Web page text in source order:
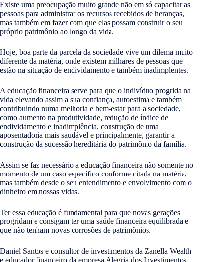
Existe uma preocupação muito grande não em só capacitar as
pessoas para administrar os recursos recebidos de heranças,
mas também em fazer com que elas possam construir o seu
próprio patrimônio ao longo da vida.
Hoje, boa parte da parcela da sociedade vive um dilema muito
diferente da matéria, onde existem milhares de pessoas que
estão na situação de endividamento e também inadimplentes.
A educação financeira serve para que o indivíduo progrida na
vida elevando assim a sua confiança, autoestima e também
contribuindo numa melhoria e bem-estar para a sociedade,
como aumento na produtividade, redução de índice de
endividamento e inadimplência, construção de uma
aposentadoria mais saudável e principalmente, garantir a
construção da sucessão hereditária do patrimônio da família.
Assim se faz necessário a educação financeira não somente no
momento de um caso específico conforme citada na matéria,
mas também desde o seu entendimento e envolvimento com o
dinheiro em nossas vidas.
Ter essa educação é fundamental para que novas gerações
progridam e consigam ter uma saúde financeira equilibrada e
que não tenham novas corrosões de patrimônios.
Daniel Santos e consultor de investimentos da Zanella Wealth
e educador financeiro da empresa Alegria dos Investimentos.